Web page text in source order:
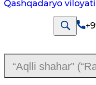
Qashqadaryo
“Aqlli shahar”